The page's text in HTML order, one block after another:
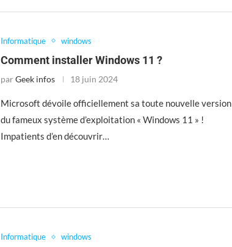
Informatique windows
Comment installer Windows 11 ?
par Geek infos 18 juin 2024
Microsoft dévoile officiellement sa toute nouvelle version
du fameux système d’exploitation « Windows 11 » !
Impatients d’en découvrir…
Informatique windows